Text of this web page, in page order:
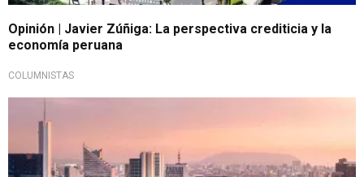
Opinión | Javier Zúñiga: La perspectiva crediticia y la
economía peruana
COLUMNISTAS